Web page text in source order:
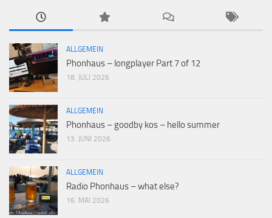
ALLGEMEIN
Phonhaus – longplayer Part 7 of 12
18. JULI 2026
ALLGEMEIN
Phonhaus – goodby kos – hello summer
13. JUNI 2026
ALLGEMEIN
Radio Phonhaus – what else?
16. MAI 2026